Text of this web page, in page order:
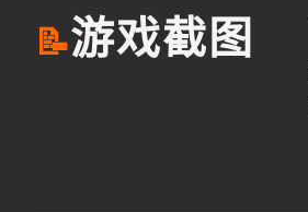
📝游戏截图